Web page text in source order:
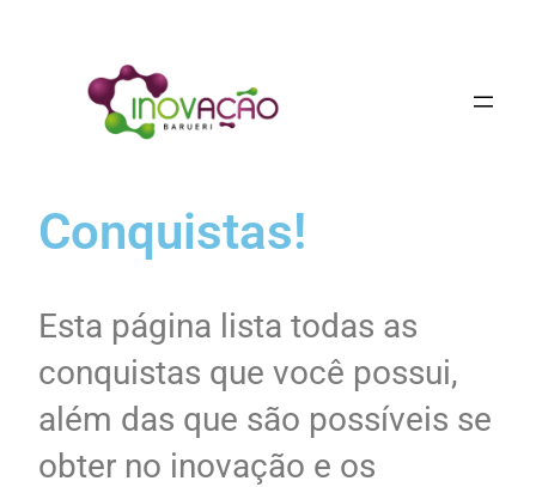
Conquistas!
Esta página lista todas as
conquistas que você possui,
além das que são possíveis se
obter no inovação e os